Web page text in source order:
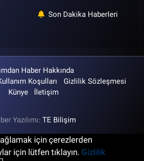
Son Dakika Haberleri
Haber Hakkında
Koşulları
Gizlilik Sözleşmesi
Künye
İletişim
Yazılımı: TE Bilişim
için çerezlerden
için lütfen tıklayın. Gizlilik